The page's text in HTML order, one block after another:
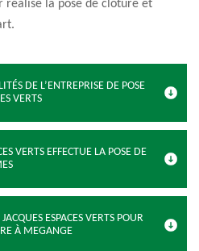
réalise la pose de clôture et
DE L’ENTREPRISE DE POSE
VERTS
VERTS EFFECTUE LA POSE DE
ESPACES VERTS POUR
À MEGANGE